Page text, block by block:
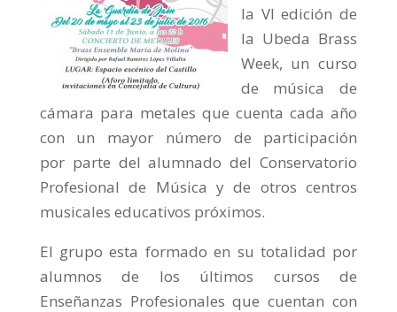
la VI edición de
la Ubeda Brass
Week, un curso
de música de
cámara para metales que cuenta cada año
con un mayor número de participación
por parte del alumnado del Conservatorio
Profesional de Música y de otros centros
musicales educativos próximos.
El grupo esta formado en su totalidad por
alumnos de los últimos cursos de
Enseñanzas Profesionales que cuentan con